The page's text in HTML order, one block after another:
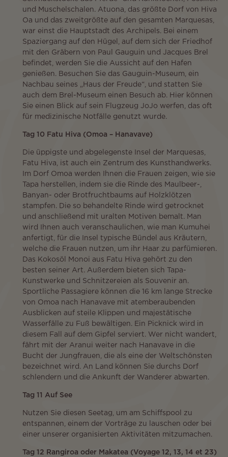
und Muschelschalen. Atuona, das größte Dorf von Hiva
Oa und das zweitgrößte auf den gesamten Marquesas,
war einst die Hauptstadt des Archipels. Bei einem
Spaziergang auf den Hügel, auf dem sich der Friedhof
mit den Gräbern von Paul Gauguin und Jacques Brel
befindet, werden Sie die Aussicht auf den Hafen
genießen. Besuchen Sie das Gauguin-Museum, ein
Nachbau seines „Haus der Freude“, und statten Sie
auch dem Brel-Museum einen Besuch ab. Hier können
Sie einen Blick auf sein Flugzeug JoJo werfen, das oft
für medizinische Notfälle genutzt wurde.
Tag 10 Fatu Hiva (Omoa – Hanavave)
Die üppigste und abgelegenste Insel der Marquesas,
Fatu Hiva, ist auch ein Zentrum des Kunsthandwerks.
Im Dorf Omoa werden Ihnen die Frauen zeigen, wie sie
Tapa herstellen, indem sie die Rinde des Maulbeer-,
Banyan- oder Brotfruchtbaums auf Holzklötzen
stampfen. Die so behandelte Rinde wird getrocknet
und anschließend mit uralten Motiven bemalt. Man
wird Ihnen auch veranschaulichen, wie man Kumuhei
anfertigt, für die Insel typische Bündel aus Kräutern,
welche die Frauen nutzen, um ihr Haar zu parfümieren.
Das Kokosöl Monoi aus Fatu Hiva gehört zu den
besten seiner Art. Außerdem bieten sich Tapa-
Kunstwerke und Schnitzereien als Souvenir an.
Sportliche Passagiere können die 16 km lange Strecke
von Omoa nach Hanavave mit atemberaubenden
Ausblicken auf steile Klippen und majestätische
Wasserfälle zu Fuß bewältigen. Ein Picknick wird in
diesem Fall auf dem Gipfel serviert. Wer nicht wandert,
fährt mit der Aranui weiter nach Hanavave in die
Bucht der Jungfrauen, die als eine der Weltschönsten
bezeichnet wird. An Land können Sie durchs Dorf
schlendern und die Ankunft der Wanderer abwarten.
Tag 11 Auf See
Nutzen Sie diesen Seetag, um am Schiffspool zu
entspannen, einem der Vorträge zu lauschen oder bei
einer unserer organisierten Aktivitäten mitzumachen.
Tag 12 Rangiroa oder Makatea (Voyage 12, 13, 14 et 23)